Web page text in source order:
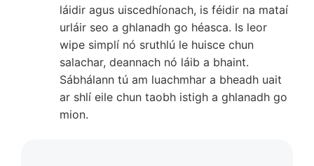
láidir agus uiscedhíonach, is féidir na mataí
urláir seo a ghlanadh go héasca. Is leor
wipe simplí nó sruthlú le huisce chun
salachar, deannach nó láib a bhaint.
Sábhálann tú am luachmhar a bheadh uait
ar shlí eile chun taobh istigh a ghlanadh go
mion.